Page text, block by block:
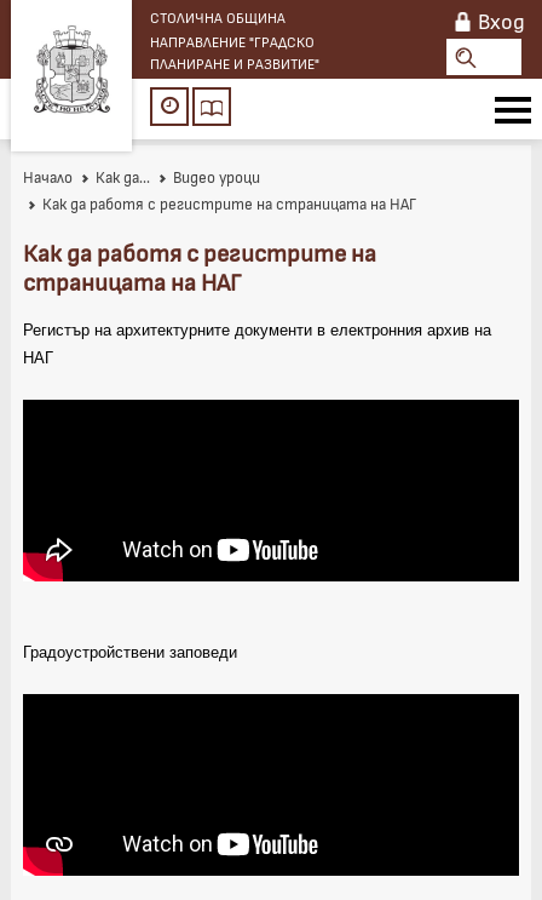
СТОЛИЧНА ОБЩИНА
НАПРАВЛЕНИЕ "ГРАДСКО
ПЛАНИРАНЕ И РАЗВИТИЕ"
Вход
Начало Как да...
Видео уроци
Как да работя с регистрите на страницата на НАГ
Как да работя с регистрите на
страницата на НАГ
Регистър на архитектурните документи в електронния архив на
НАГ
Градоустройствени заповеди